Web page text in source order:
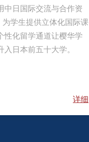
中日国际交流与合作资
学生提供立体化国际课
性化留学通道让樱华学
日本前五十大学。
详细